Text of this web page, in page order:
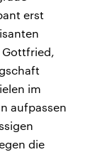
erst
Gottfried,
im
aufpassen
die